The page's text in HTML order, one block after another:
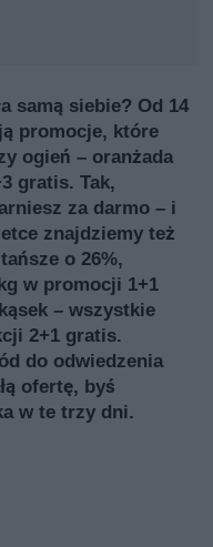
samą siebie? Od 14
promocje, które
ogień – oranżada
gratis. Tak,
za darmo – i
znajdziemy też
o 26%,
w promocji 1+1
– wszystkie
2+1 gratis.
do odwiedzenia
ofertę, byś
w te trzy dni.